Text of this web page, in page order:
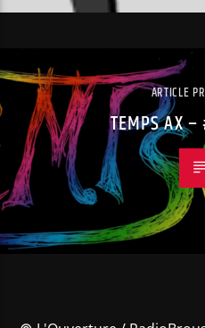
ARTICLE
TEMPS AX